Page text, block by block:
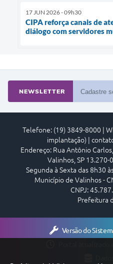
17 JUN 2026 - 09h30
CIPA reforça canais de
diálogo com servidores
NEWSLETTER
Telefone: (19) 3849-8000 |
implantação) |
Endereço: Rua Antônio
Valinhos, SP 13.270-
Segunda à Sexta das 8h30
Município de Valinhos -
CNPJ:
Prefeitura
Versão do